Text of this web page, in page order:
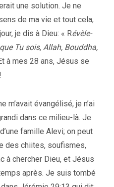
une solution. Je ne
de ma vie et tout cela,
je dis à Dieu: « Révèle-
Tu sois, Allah, Bouddha,
à mes 28 ans, Jésus se
m’avait évangélisé, je n’ai
dans ce milieu-là. Je
famille Alevi; on peut
des chiites, soufismes,
à chercher Dieu, et Jésus
après. Je suis tombé